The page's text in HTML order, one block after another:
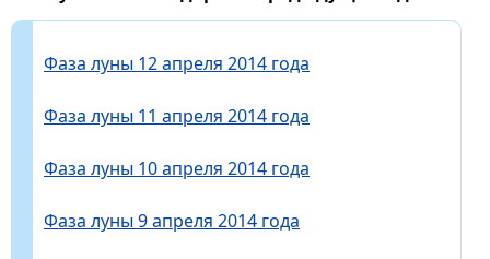
Фаза луны 12 апреля 2014 года
Фаза луны 11 апреля 2014 года
Фаза луны 10 апреля 2014 года
Фаза луны 9 апреля 2014 года